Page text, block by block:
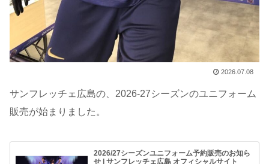
2026.07.08
サンフレッチェ広島の、2026-27シーズンのユニフォーム
販売が始まりました。
2026/27シーズンユニフォーム予約販売のお知ら
せ | サンフレッチェ広島 オフィシャルサイト